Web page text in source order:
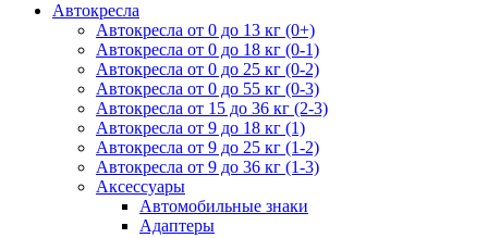
Автокресла
Автокресла от 0 до 13 кг (0+)
Автокресла от 0 до 18 кг (0-1)
Автокресла от 0 до 25 кг (0-2)
Автокресла от 0 до 55 кг (0-3)
Автокресла от 15 до 36 кг (2-3)
Автокресла от 9 до 18 кг (1)
Автокресла от 9 до 25 кг (1-2)
Автокресла от 9 до 36 кг (1-3)
Аксессуары
Автомобильные знаки
Адаптеры